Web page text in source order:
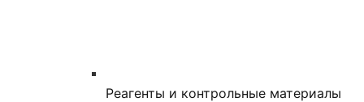
Реагенты и контрольные материалы